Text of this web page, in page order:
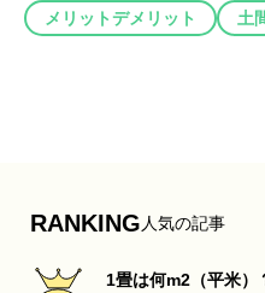
メリットデメリット 土
RANKING 人気の記事
1畳は何m2（平米）